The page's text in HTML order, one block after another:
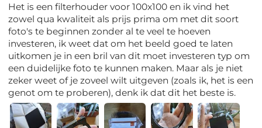
Het is een filterhouder voor 100x100 en ik vind het
zowel qua kwaliteit als prijs prima om met dit soort
foto's te beginnen zonder al te veel te hoeven
investeren, ik weet dat om het beeld goed te laten
uitkomen je in een bril van dit moet investeren typ om
een ​​duidelijke foto te kunnen maken. Maar als je niet
zeker weet of je zoveel wilt uitgeven (zoals ik, het is een
genot om te proberen), denk ik dat dit het beste is.